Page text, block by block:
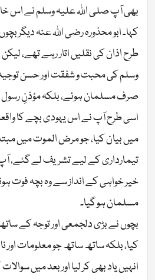
بھی آپ صلی اللہ علیہ وسلم نے اس
کہا۔ ابو محذورہ رضی اللہ عنہ دیگر
طرح اذان کی نقلیں اتار رہے تھے،
وسلم کی محبت و شفقت اور حسن
صرف مسلمان ہوئے، بلکہ مؤذنِ رسول
اسی طرح آپ نے اس یہودی بچے کا
میں بیان کیا، جو مرض الموت میں
تیمارداری کے لیے تشریف لے گئے،
خیر خواہی کے انداز سے وہ بچہ فوت
مسلمان ہو گیا۔
بچوں نے بڑی دلجمعی اور توجہ کے
کیا، بلکہ ساتھ ساتھ جو معلومات اور
انہیں یاد بھی کر لیا اور بعد میں